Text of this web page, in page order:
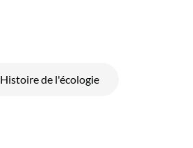
Histoire de l'écologie